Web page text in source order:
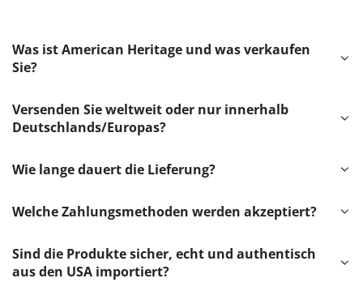
Was ist American Heritage und was verkaufen
Sie?
Versenden Sie weltweit oder nur innerhalb
Deutschlands/Europas?
Wie lange dauert die Lieferung?
Welche Zahlungsmethoden werden akzeptiert?
Sind die Produkte sicher, echt und authentisch
aus den USA importiert?